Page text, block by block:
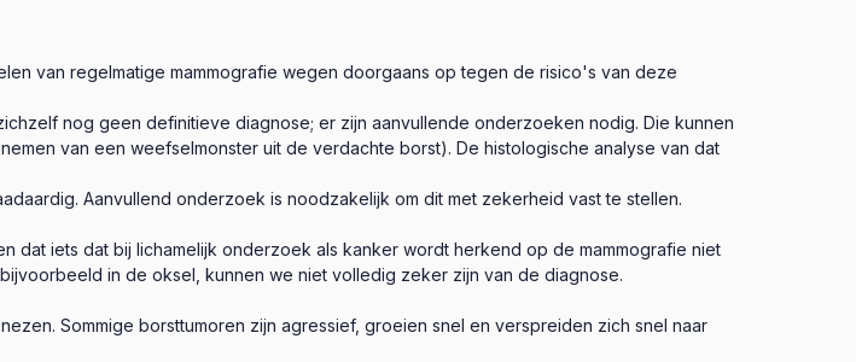
van regelmatige mammografie wegen doorgaans op tegen de risico's van deze
nog geen definitieve diagnose; er zijn aanvullende onderzoeken nodig. Die kunnen
van een weefselmonster uit de verdachte borst). De histologische analyse van dat
Aanvullend onderzoek is noodzakelijk om dit met zekerheid vast te stellen.
dat iets dat bij lichamelijk onderzoek als kanker wordt herkend op de mammografie niet
in de oksel, kunnen we niet volledig zeker zijn van de diagnose.
Sommige borsttumoren zijn agressief, groeien snel en verspreiden zich snel naar